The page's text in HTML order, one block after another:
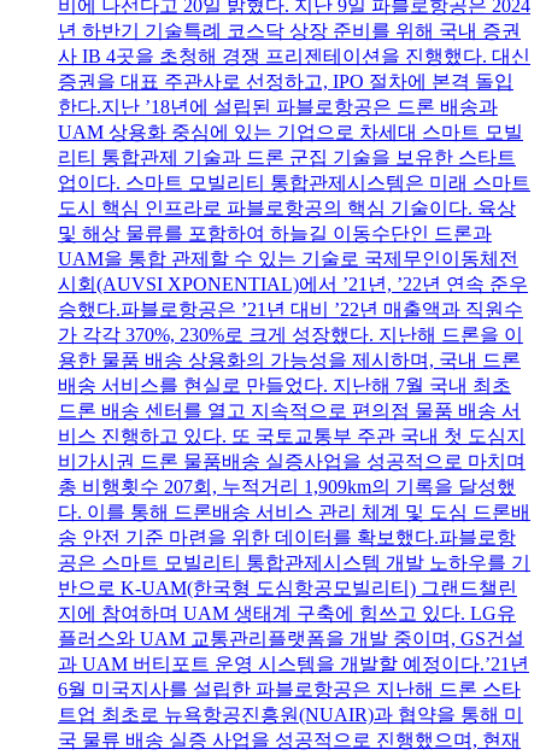
비에 나선다고 20일 밝혔다. 지난 9일 파블로항공은 2024
년 하반기 기술특례 코스닥 상장 준비를 위해 국내 증권
사 IB 4곳을 초청해 경쟁 프리젠테이션을 진행했다. 대신
증권을 대표 주관사로 선정하고, IPO 절차에 본격 돌입
한다.지난 ’18년에 설립된 파블로항공은 드론 배송과
UAM 상용화 중심에 있는 기업으로 차세대 스마트 모빌
리티 통합관제 기술과 드론 군집 기술을 보유한 스타트
업이다. 스마트 모빌리티 통합관제시스템은 미래 스마트
도시 핵심 인프라로 파블로항공의 핵심 기술이다. 육상
및 해상 물류를 포함하여 하늘길 이동수단인 드론과
UAM을 통합 관제할 수 있는 기술로 국제무인이동체전
시회(AUVSI XPONENTIAL)에서 ’21년, ’22년 연속 준우
승했다.파블로항공은 ’21년 대비 ’22년 매출액과 직원수
가 각각 370%, 230%로 크게 성장했다. 지난해 드론을 이
용한 물품 배송 상용화의 가능성을 제시하며, 국내 드론
배송 서비스를 현실로 만들었다. 지난해 7월 국내 최초
드론 배송 센터를 열고 지속적으로 편의점 물품 배송 서
비스 진행하고 있다. 또 국토교통부 주관 국내 첫 도심지
비가시권 드론 물품배송 실증사업을 성공적으로 마치며
총 비행횟수 207회, 누적거리 1,909km의 기록을 달성했
다. 이를 통해 드론배송 서비스 관리 체계 및 도심 드론배
송 안전 기준 마련을 위한 데이터를 확보했다.파블로항
공은 스마트 모빌리티 통합관제시스템 개발 노하우를 기
반으로 K-UAM(한국형 도심항공모빌리티) 그랜드챌린
지에 참여하며 UAM 생태계 구축에 힘쓰고 있다. LG유
플러스와 UAM 교통관리플랫폼을 개발 중이며, GS건설
과 UAM 버티포트 운영 시스템을 개발할 예정이다.’21년
6월 미국지사를 설립한 파블로항공은 지난해 드론 스타
트업 최초로 뉴욕항공진흥원(NUAIR)과 협약을 통해 미
국 물류 배송 실증 사업을 성공적으로 진행했으며, 현재